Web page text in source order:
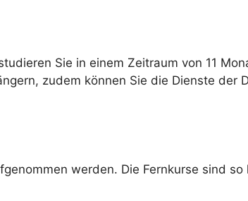
Sie in einem Zeitraum von 11
zudem können Sie die Dienste
werden. Die Fernkurse sind